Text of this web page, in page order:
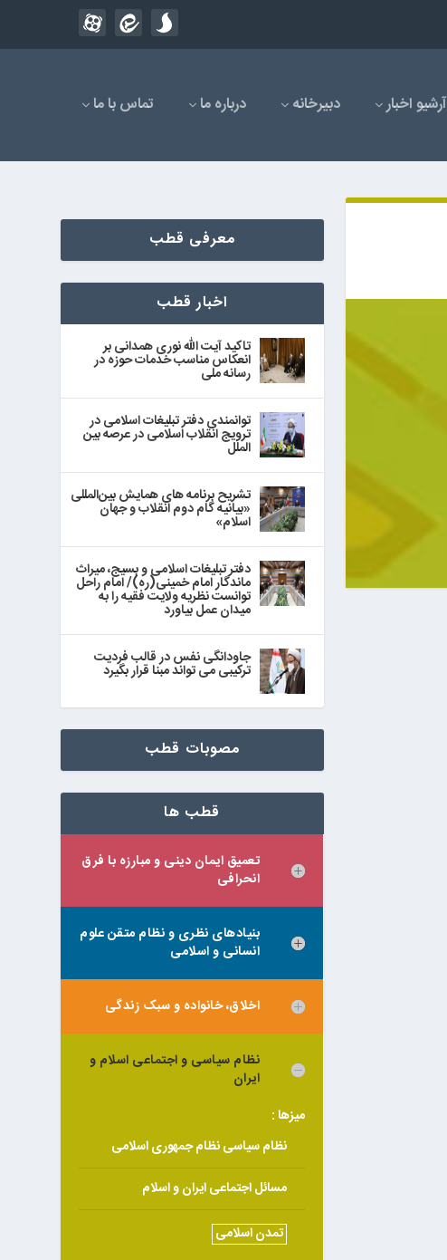
آرشیو اخبار دبیرخانه درباره ما تماس با ما
معرفی قطب
اخبار قطب
تاکید آیت الله نوری همدانی بر
انعکاس مناسب خدمات حوزه در
رسانه ملی
توانمندی دفتر تبلیغات اسلامی در
ترویج انقلاب اسلامی در عرصه بین
الملل
تشریح برنامه های همایش بین‌المللی
«بیانیه گام دوم انقلاب و جهان
اسلام»
دفتر تبلیغات اسلامی و بسیج، میراث
ماندگار امام خمینی(ره)/ امام راحل
توانست نظریه ولایت فقیه را به
میدان عمل بیاورد
جاودانگی نفس در قالب فردیت
ترکیبی می تواند مبنا قرار بگیرد
مصوبات قطب
قطب ها
تعمیق ایمان دینی و مبارزه با فرق
انحرافی
بنیادهای نظری و نظام متقن علوم
انسانی و اسلامی
اخلاق، خانواده و سبک زندگی
نظام سیاسی و اجتماعی اسلام و
ایران
میزها :
نظام سیاسی نظام جمهوری اسلامی
مسائل اجتماعی ایران و اسلام
تمدن اسلامی